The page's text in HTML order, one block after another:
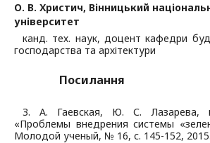
О. В. Христич, Вінницький
університет
канд. тех. наук, доцент кафедри
господарства та архітектури
Посилання
З. А. Гаевская, Ю. С. Лазарева,
«Проблемы внедрения системы
Молодой ученый, № 16, с. 145-152, 2015.